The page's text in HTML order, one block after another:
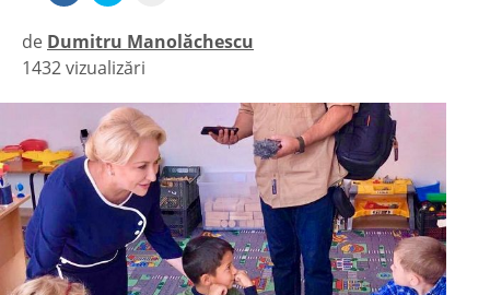
de Dumitru Manolăchescu
|
1432 vizualizări